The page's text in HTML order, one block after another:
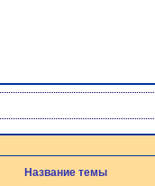
Название темы